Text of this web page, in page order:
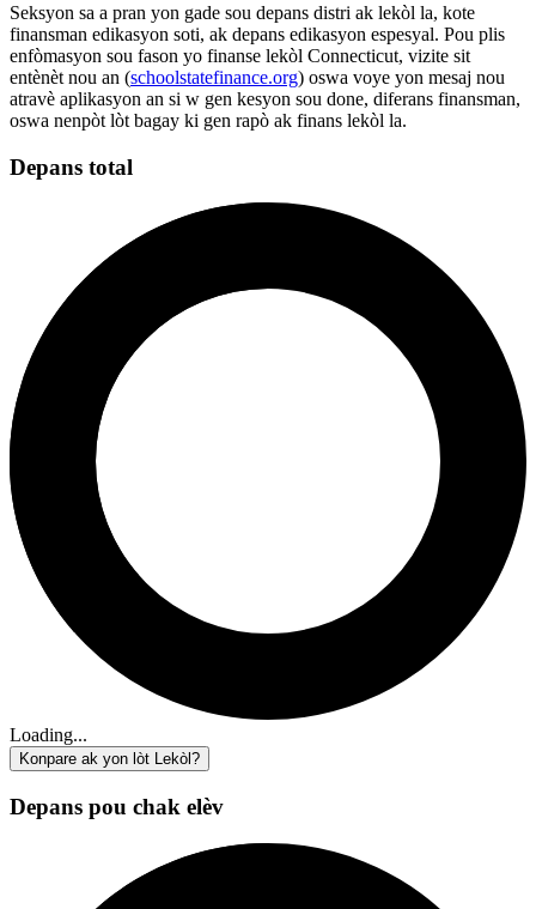
Seksyon sa a pran yon gade sou depans distri ak lekòl la, kote
finansman edikasyon soti, ak depans edikasyon espesyal. Pou plis
enfòmasyon sou fason yo finanse lekòl Connecticut, vizite sit
entènèt nou an (schoolstatefinance.org) oswa voye yon mesaj nou
atravè aplikasyon an si w gen kesyon sou done, diferans finansman,
oswa nenpòt lòt bagay ki gen rapò ak finans lekòl la.
Depans total
Loading...
Konpare ak yon lòt Lekòl?
Depans pou chak elèv